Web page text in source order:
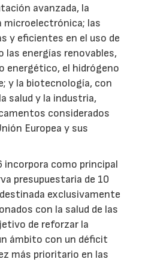
avanzada, la
microelectrónica; las
y eficientes en el uso de
las energías renovables,
energético, el hidrógeno
y la biotecnología, con
salud y la industria,
considerados
Europea y sus
incorpora como principal
presupuestaria de 10
exclusivamente
con la salud de las
de reforzar la
ámbito con un déficit
más prioritario en las